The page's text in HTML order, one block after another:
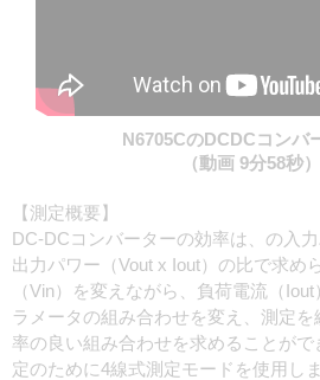
N6705CのDCDCコンバ
（動画 9分58秒
【測定概要】
DC‐DCコンバーターの効率は、の入
出力パワー（Vout x Iout）の比で求め
（Vin）を変えながら、負荷電流（
ラメータの組み合わせを変え、測定
率の良い組み合わせを求めることがで
定のために4線式測定モードを使用しま